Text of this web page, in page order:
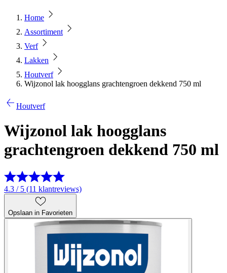
Home
Assortiment
Verf
Lakken
Houtverf
Wijzonol lak hoogglans grachtengroen dekkend 750 ml
Houtverf
Wijzonol lak hoogglans
grachtengroen dekkend 750 ml
4.3 / 5 (11 klantreviews)
Opslaan in Favorieten